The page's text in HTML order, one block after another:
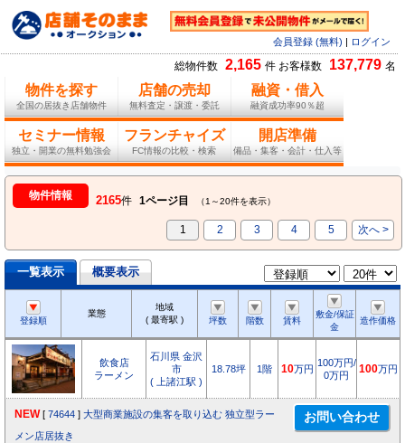
会員登録 (無料) ログイン
総物件数 2,165 件 お客様数 137,779 名
物件を探す
全国の居抜き店舗物件
店舗の売却
無料査定・譲渡・委託
融資・借入
融資成功率90％超
セミナー情報
独立・開業の無料勉強会
フランチャイズ
FC情報の比較・検索
開店準備
備品・集客・会計・仕入等
物件情報 2165件 1ページ目 （1～20件を表示）
1 2 3 4 5 次へ >
一覧表示 概要表示
登録順
業態
地域
( 最寄駅 )
坪数 階数 賃料
敷金/保証
金
造作価格
飲食店
ラーメン
石川県 金沢
市
( 上諸江駅 )
18.78坪 1階 10万円
100万円/
0万円
100万円
NEW [ 74644 ] 大型商業施設の集客を取り込む 独立型ラー
メン店居抜き